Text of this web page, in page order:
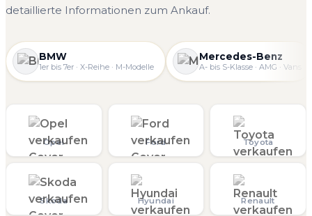
detaillierte Informationen zum Ankauf.
BMW
1er bis 7er · X-Reihe · M-Modelle
Mercedes-Benz
A- bis S-Klasse · AMG · Vans
Opel Ford Toyota
Skoda Hyundai Renault